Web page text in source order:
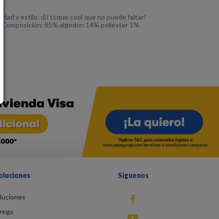
y estilo. ¡El toque cool que no puede faltar! -
85% algodón 14% poliéster 1%
Siguenos
fb
You Tube